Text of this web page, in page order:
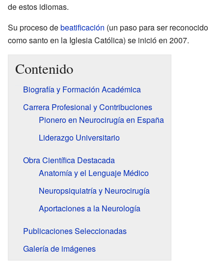
de estos idiomas.
Su proceso debeatificación (un paso para ser reconocido
como santo en la Iglesia Católica) se inició en 2007.
Contenido
Biografía y Formación Académica
Carrera Profesional y Contribuciones
Pionero en Neurocirugía en España
Liderazgo Universitario
Obra Científica Destacada
Anatomía y el Lenguaje Médico
Neuropsiquiatría y Neurocirugía
Aportaciones a la Neurología
Publicaciones Seleccionadas
Galería de imágenes